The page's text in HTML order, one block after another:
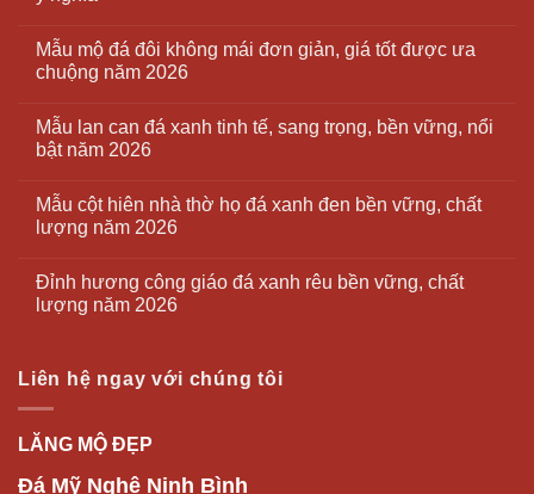
Mẫu mộ đá đôi không mái đơn giản, giá tốt được ưa
chuộng năm 2026
Mẫu lan can đá xanh tinh tế, sang trọng, bền vững, nổi
bật năm 2026
Mẫu cột hiên nhà thờ họ đá xanh đen bền vững, chất
lượng năm 2026
Đỉnh hương công giáo đá xanh rêu bền vững, chất
lượng năm 2026
Liên hệ ngay với chúng tôi
LĂNG MỘ ĐẸP
Đá Mỹ Nghệ Ninh Bình